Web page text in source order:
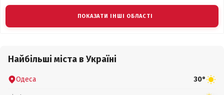
ПОКАЗАТИ ІНШІ ОБЛАСТІ
Найбільші міста в Україні
Одеса 30°